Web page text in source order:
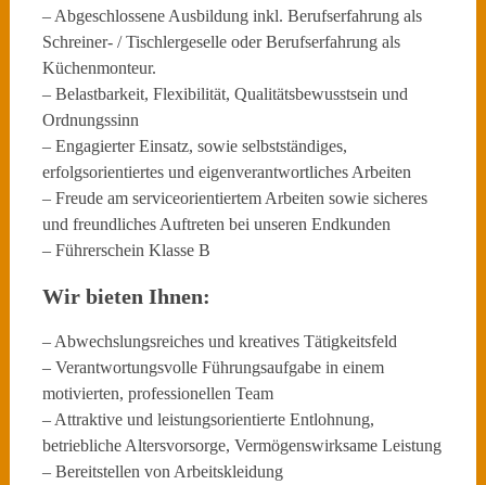
– Abgeschlossene Ausbildung inkl. Berufserfahrung als
Schreiner- / Tischlergeselle oder Berufserfahrung als
Küchenmonteur.
– Belastbarkeit, Flexibilität, Qualitätsbewusstsein und
Ordnungssinn
– Engagierter Einsatz, sowie selbstständiges,
erfolgsorientiertes und eigenverantwortliches Arbeiten
– Freude am serviceorientiertem Arbeiten sowie sicheres
und freundliches Auftreten bei unseren Endkunden
– Führerschein Klasse B
Wir bieten Ihnen:
– Abwechslungsreiches und kreatives Tätigkeitsfeld
– Verantwortungsvolle Führungsaufgabe in einem
motivierten, professionellen Team
– Attraktive und leistungsorientierte Entlohnung,
betriebliche Altersvorsorge, Vermögenswirksame Leistung
– Bereitstellen von Arbeitskleidung